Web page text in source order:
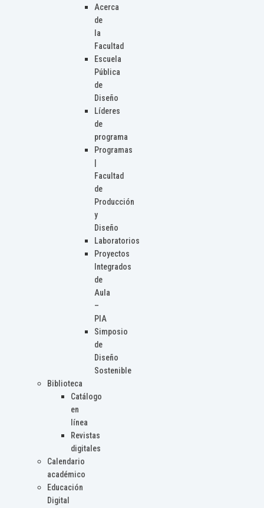
Acerca
de
la
Facultad
Escuela
Pública
de
Diseño
Líderes
de
programa
Programas
Facultad
de
Producción
y
Diseño
Laboratorios
Proyectos
Integrados
de
Aula
–
PIA
Simposio
de
Diseño
Sostenible
Biblioteca
Catálogo
en
línea
Revistas
digitales
Calendario
académico
Educación
Digital